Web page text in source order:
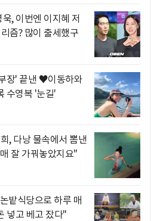
, 이번엔 이지혜 저
즘? 많이 출세했구
장' 끝낸 ♥이동하와
수영복 '눈길'
, 다낭 물속에서 뽐낸
잘 가꿔놓았지요"
밭식당으로 하루 매
넣고 베고 잤다"